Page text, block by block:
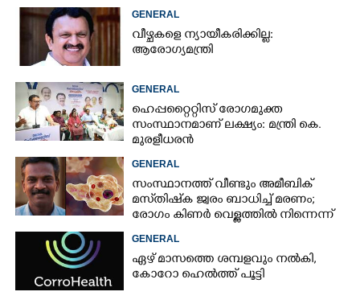
GENERAL
വീഴ്ചകളെ ന്യായീകരിക്കില്ല:
ആരോഗ്യമന്ത്രി
GENERAL
ഹെപ്പറ്റൈറ്റിസ് രോഗമുക്ത
സംസ്ഥാനമാണ് ലക്ഷ്യം: മന്ത്രി കെ.
മുരളീധരൻ
GENERAL
സംസ്ഥാനത്ത് വീണ്ടും അമീബിക്
മസ്‌തിഷ്‌ക ജ്വരം ബാധിച്ച് മരണം;
രോഗം കിണർ വെള്ളത്തിൽ നിന്നെന്ന്
GENERAL
ഏഴ് മാസത്തെ ശമ്പളവും നൽകി,
കോറോ ഹെൽത്ത് പൂട്ടി